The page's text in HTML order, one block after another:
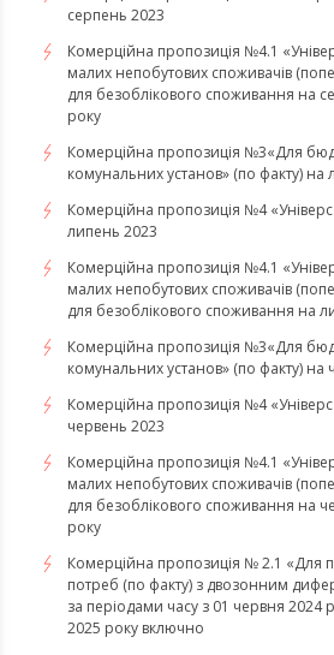
серпень 2023
Комерційна пропозиція №4.1
малих непобутових споживачів
для безоблікового споживання на
року
​​​​​​​Комерційна пропозиція №3«Для
комунальних установ» (по факту) на
Комерційна пропозиція №4
липень 2023
Комерційна пропозиція №4.1
малих непобутових споживачів
для безоблікового споживання на
Комерційна пропозиція №3«Для
комунальних установ» (по факту) на
Комерційна пропозиція №4
червень 2023
Комерційна пропозиція №4.1
малих непобутових споживачів
для безоблікового споживання на
року
Комерційна пропозиція № 2.1 «Для
потреб (по факту) з двозонним
за періодами часу з 01 червня 2024
2025 року включно